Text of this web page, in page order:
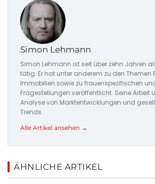
Simon Lehmann
Simon Lehmann ist seit über zehn Jahren
tätig. Er hat unter anderem zu den Themen
Immobilien sowie zu frauenspezifischen
Fragestellungen veröffentlicht. Seine Arbeit
Analyse von Marktentwicklungen und
Trends.
Alle Artikel ansehen →
ÄHNLICHE ARTIKEL